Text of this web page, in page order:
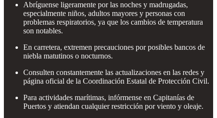
Abríguense ligeramente por las noches y madrugadas,
especialmente niños, adultos mayores y personas con
problemas respiratorios, ya que los cambios de temperatura
son notables.
En carretera, extremen precauciones por posibles bancos de
niebla matutinos o nocturnos.
Consulten constantemente las actualizaciones en las redes y
página oficial de la Coordinación Estatal de Protección Civil.
Para actividades marítimas, infórmense en Capitanías de
Puertos y atiendan cualquier restricción por viento y oleaje.